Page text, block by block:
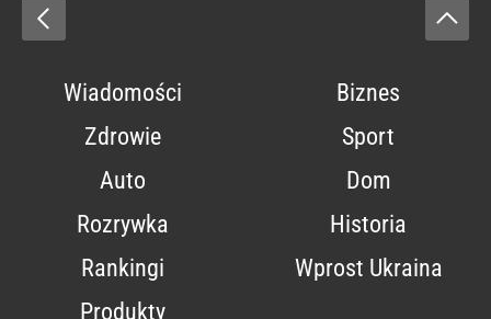
Wiadomości
Biznes
Zdrowie
Sport
Auto
Dom
Rozrywka
Historia
Rankingi
Wprost Ukraina
Produkty